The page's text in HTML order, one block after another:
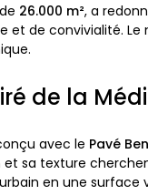
26.000 m², a
et de convivialité.
de la
avec le Pavé
et sa texture
en une surface